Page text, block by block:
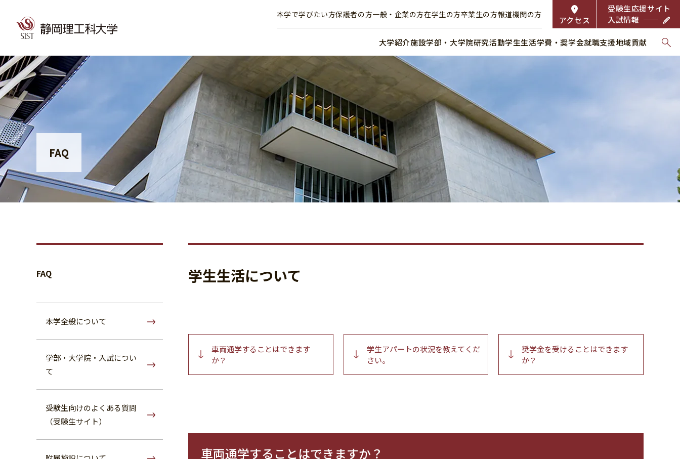
グ
ロ
ー
バ
ル
ナ
ビ
ゲ
ー
シ
ョ
本
文
へ
ロ
ー
カ
ル
ナ
ビ
ゲ
ー
シ
ョ
ン
フ
ッ
タ
ー
へ
本学で学びたい方保護者の方一般・企業の方在学生の方卒業生の方報道機関の方
アクセス
受験生応援サイト
入試情報
大学紹介施設学部・大学院研究活動学生生活学費・奨学金就職支援地域貢献
FAQ
学生生活について
車両通学することはできます
か？
学生アパートの状況を教えてくだ
さい。
奨学金を受けることはできます
か？
車両通学することはできますか？
FAQ
本学全般について
学部・大学院・入試につい
て
受験生向けのよくある質問
（受験生サイト）